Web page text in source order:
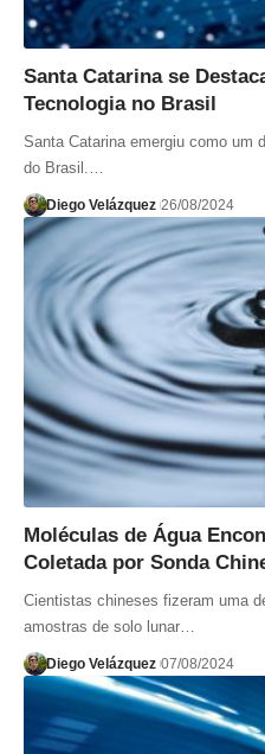
Santa Catarina se
Tecnologia no Brasil
Santa Catarina emergiu como um
do Brasil.…
Diego Velázquez 26/08/2024
Moléculas de Água
Coletada por Sonda
Cientistas chineses fizeram uma
amostras de solo lunar…
Diego Velázquez 07/08/2024